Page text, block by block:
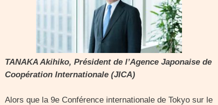
TANAKA Akihiko, Président de l’Agence Japonaise de
Coopération Internationale (JICA)
Alors que la 9e Conférence internationale de Tokyo sur le